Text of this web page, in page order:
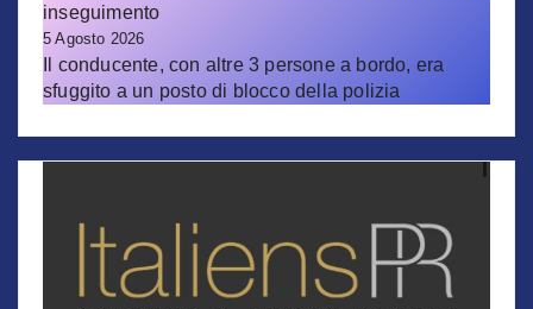
inseguimento
5 Agosto 2026
Il conducente, con altre 3 persone a bordo, era
sfuggito a un posto di blocco della polizia